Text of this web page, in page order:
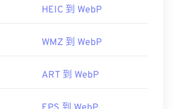
HEIC 到 WebP
WMZ 到 WebP
ART 到 WebP